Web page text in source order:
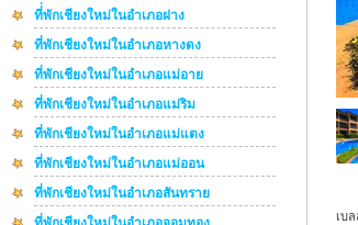
ที่่พักเชียงใหม่ในอำเภอฝาง
ที่พักเชียงใหม่ในอำเภอหางดง
ที่พักเชียงใหม่ในอำเภอแม่อาย
ที่พักเชียงใหม่ในอำเภอแม่ริม
ที่พักเชียงใหม่ในอำเภอแม่แตง
ที่พักเชียงใหม่ในอำเภอแม่ออน
ที่พักเชียงใหม่ในอำเภอสันทราย
เบ